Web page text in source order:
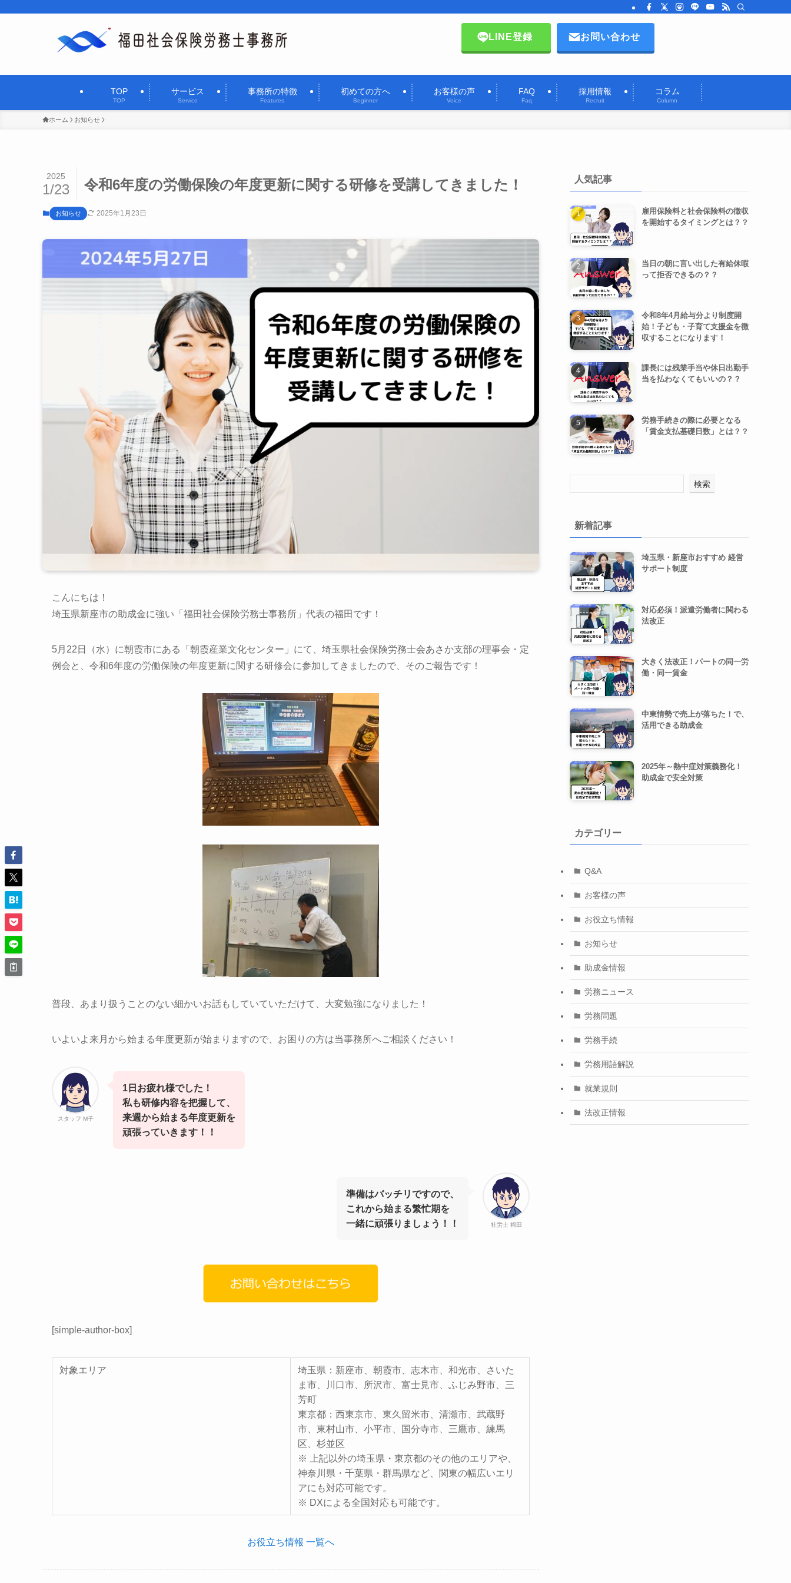
TOP
TOP
サービス
Service
事務所の特徴
Features
初めての方へ
Beginner
お客様の声
Voice
FAQ
Faq
採用情報
Recruit
コラム
Column
LINE登録 お問い合わせ
ホーム お知らせ
令和6年度の労働保険の年度更新に関する研修を受講してきました！
2025
1/23
お知らせ 2025年1月23日
こんにちは！
埼玉県新座市の助成金に強い「福田社会保険労務士事務所」代表の福田です！
5月22日（水）に朝霞市にある「朝霞産業文化センター」にて、埼玉県社会保険労務士会あさか支部の理事会・定
例会と、令和6年度の労働保険の年度更新に関する研修会に参加してきましたので、そのご報告です！
普段、あまり扱うことのない細かいお話もしていていただけて、大変勉強になりました！
いよいよ来月から始まる年度更新が始まりますので、お困りの方は当事務所へご相談ください！
スタッフ M子
1日お疲れ様でした！
私も研修内容を把握して、
来週から始まる年度更新を
頑張っていきます！！
社労士 福田
準備はバッチリですので、
これから始まる繁忙期を
一緒に頑張りましょう！！
[simple-author-box]
対象エリア
埼玉県：新座市、朝霞市、志木市、和光市、さいた
ま市、川口市、所沢市、富士見市、ふじみ野市、三
芳町
東京都：西東京市、東久留米市、清瀬市、武蔵野
市、東村山市、小平市、国分寺市、三鷹市、練馬
区、杉並区
※ 上記以外の埼玉県・東京都のその他のエリアや、
神奈川県・千葉県・群馬県など、関東の幅広いエリ
アにも対応可能です。
※ DXによる全国対応も可能です。
お役立ち情報 一覧へ
人気記事
雇用保険料と社会保険料の徴収
を開始するタイミングとは？？
当日の朝に言い出した有給休暇
って拒否できるの？？
令和8年4月給与分より制度開
始！子ども・子育て支援金を徴
収することになります！
課長には残業手当や休日出勤手
当を払わなくてもいいの？？
労務手続きの際に必要となる
「賃金支払基礎日数」とは？？
検索
新着記事
埼玉県・新座市おすすめ 経営
サポート制度
対応必須！派遣労働者に関わる
法改正
大きく法改正！パートの同一労
働・同一賃金
中東情勢で売上が落ちた！で、
活用できる助成金
2025年～熱中症対策義務化！
助成金で安全対策
カテゴリー
Q&A
お客様の声
お役立ち情報
お知らせ
助成金情報
労務ニュース
労務問題
労務手続
労務用語解説
就業規則
法改正情報